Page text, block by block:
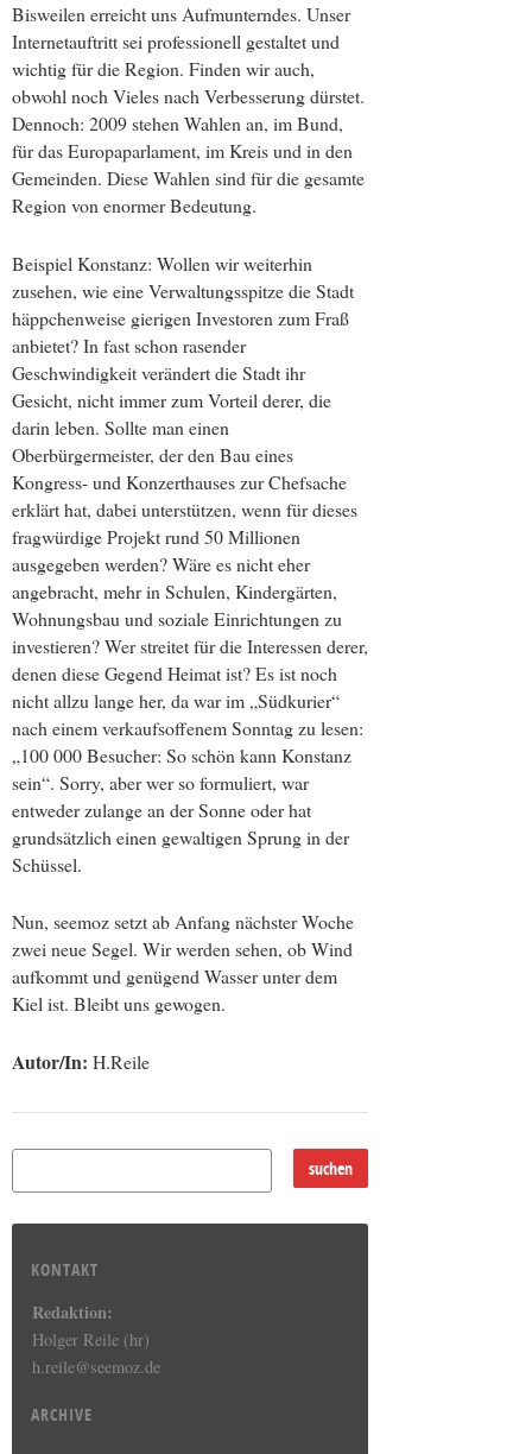
Bisweilen erreicht uns Aufmunterndes. Unser
Internetauftritt sei professionell gestaltet und
wichtig für die Region. Finden wir auch,
obwohl noch Vieles nach Verbesserung dürstet.
Dennoch: 2009 stehen Wahlen an, im Bund,
für das Europaparlament, im Kreis und in den
Gemeinden. Diese Wahlen sind für die gesamte
Region von enormer Bedeutung.
Beispiel Konstanz: Wollen wir weiterhin
zusehen, wie eine Verwaltungsspitze die Stadt
häppchenweise gierigen Investoren zum Fraß
anbietet? In fast schon rasender
Geschwindigkeit verändert die Stadt ihr
Gesicht, nicht immer zum Vorteil derer, die
darin leben. Sollte man einen
Oberbürgermeister, der den Bau eines
Kongress- und Konzerthauses zur Chefsache
erklärt hat, dabei unterstützen, wenn für dieses
fragwürdige Projekt rund 50 Millionen
ausgegeben werden? Wäre es nicht eher
angebracht, mehr in Schulen, Kindergärten,
Wohnungsbau und soziale Einrichtungen zu
investieren? Wer streitet für die Interessen derer,
denen diese Gegend Heimat ist? Es ist noch
nicht allzu lange her, da war im „Südkurier“
nach einem verkaufsoffenem Sonntag zu lesen:
„100 000 Besucher: So schön kann Konstanz
sein“. Sorry, aber wer so formuliert, war
entweder zulange an der Sonne oder hat
grundsätzlich einen gewaltigen Sprung in der
Schüssel.
Nun, seemoz setzt ab Anfang nächster Woche
zwei neue Segel. Wir werden sehen, ob Wind
aufkommt und genügend Wasser unter dem
Kiel ist. Bleibt uns gewogen.
Autor/In: H.Reile
KONTAKT
Redaktion:
Holger Reile (hr)
h.reile@seemoz.de
ARCHIVE